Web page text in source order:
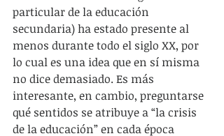
particular de la educación
secundaria) ha estado presente al
menos durante todo el siglo XX, por
lo cual es una idea que en sí misma
no dice demasiado. Es más
interesante, en cambio, preguntarse
qué sentidos se atribuye a “la crisis
de la educación” en cada época